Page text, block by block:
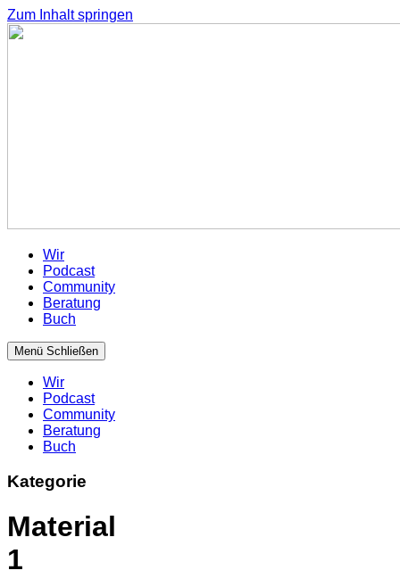
Zum Inhalt springen
Wir
Podcast
Community
Beratung
Buch
Menü Schließen
Wir
Podcast
Community
Beratung
Buch
Kategorie
Material
1